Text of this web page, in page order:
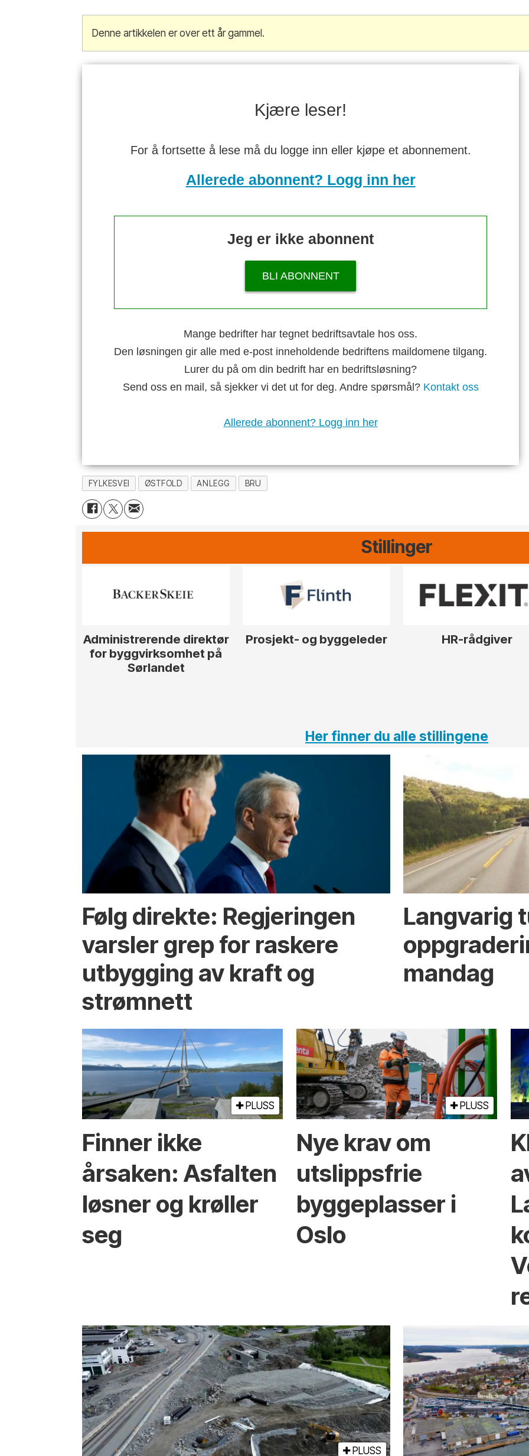
Denne artikkelen er over ett år gammel.
Kjære leser!
For å fortsette å lese må du logge inn eller kjøpe et abonnement.
Allerede abonnent? Logg inn her
Jeg er ikke abonnent
BLI ABONNENT
Mange bedrifter har tegnet bedriftsavtale hos oss.
Den løsningen gir alle med e-post inneholdende bedriftens maildomene tilgang.
Lurer du på om din bedrift har en bedriftsløsning?
Send oss en mail, så sjekker vi det ut for deg. Andre spørsmål? Kontakt oss
Allerede abonnent? Logg inn her
FYLKESVEI ØSTFOLD ANLEGG BRU
Stillinger
Administrerende direktør
for byggvirksomhet på
Sørlandet
Prosjekt- og byggeleder HR-rådgiver
Her finner du alle stillingene
Følg direkte: Regjeringen
varsler grep for raskere
utbygging av kraft og
strømnett
Langvarig
mandag
PLUSS
Finner ikke
årsaken: Asfalten
løsner og krøller
seg
PLUSS
Nye krav om
utslippsfrie
byggeplasser i
Oslo
PLUSS